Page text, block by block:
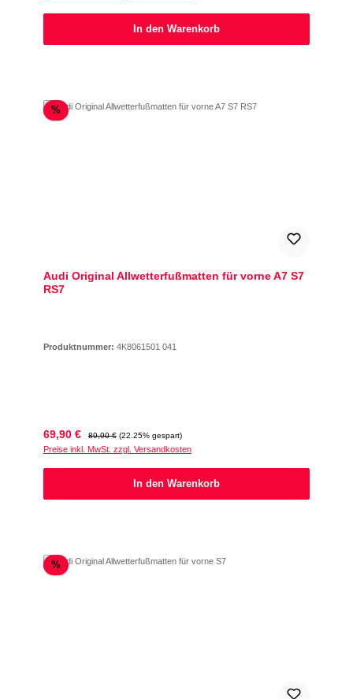
In den Warenkorb
%Rabatt
Audi Original Allwetterfußmatten für vorne A7 S7
RS7
Produktnummer: 4K8061501 041
Verkaufspreis:
69,90 € Regulärer Preis:
89,90 € (22.25% gespart)
Preise inkl. MwSt. zzgl. Versandkosten
In den Warenkorb
%Rabatt